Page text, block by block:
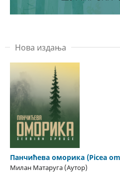
Нова издања
Панчићева оморика (Picea
Милан Матаруга (Аутор)